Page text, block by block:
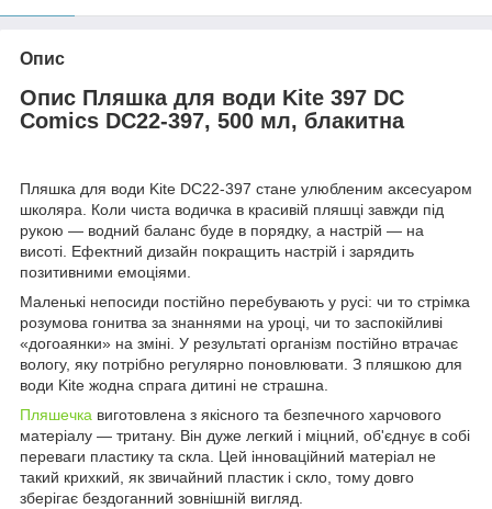
Опис
Опис Пляшка для води Kite 397 DC
Comics DC22-397, 500 мл, блакитна
Пляшка для води Kite DC22-397 стане улюбленим аксесуаром
школяра. Коли чиста водичка в красивій пляшці завжди під
рукою — водний баланс буде в порядку, а настрій — на
висоті. Ефектний дизайн покращить настрій і зарядить
позитивними емоціями.
Маленькі непосиди постійно перебувають у русі: чи то стрімка
розумова гонитва за знаннями на уроці, чи то заспокійливі
«догоаянки» на зміні. У результаті організм постійно втрачає
вологу, яку потрібно регулярно поновлювати. З пляшкою для
води Kite жодна спрага дитині не страшна.
Пляшечка виготовлена з якісного та безпечного харчового
матеріалу — тритану. Він дуже легкий і міцний, об'єднує в собі
переваги пластику та скла. Цей інноваційний матеріал не
такий крихкий, як звичайний пластик і скло, тому довго
зберігає бездоганний зовнішній вигляд.